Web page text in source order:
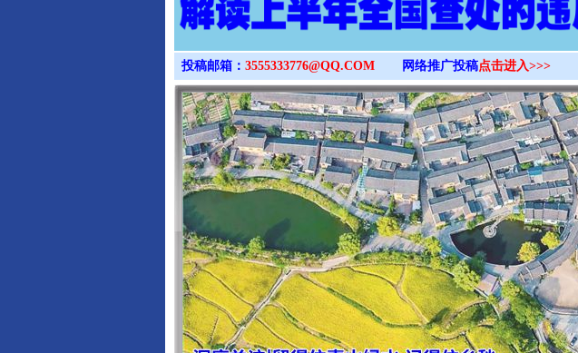
投稿邮箱： 3555333776@QQ.COM 网络推广投稿点击进入>>>